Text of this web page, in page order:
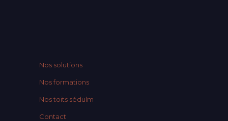
Nos solutions
Nos formations
Nos toits sédulm
Contact